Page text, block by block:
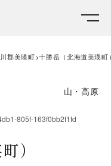
川郡美瑛町 十勝岳（北海道美瑛町
山・高原
805f-163f0bb2f1fd
）